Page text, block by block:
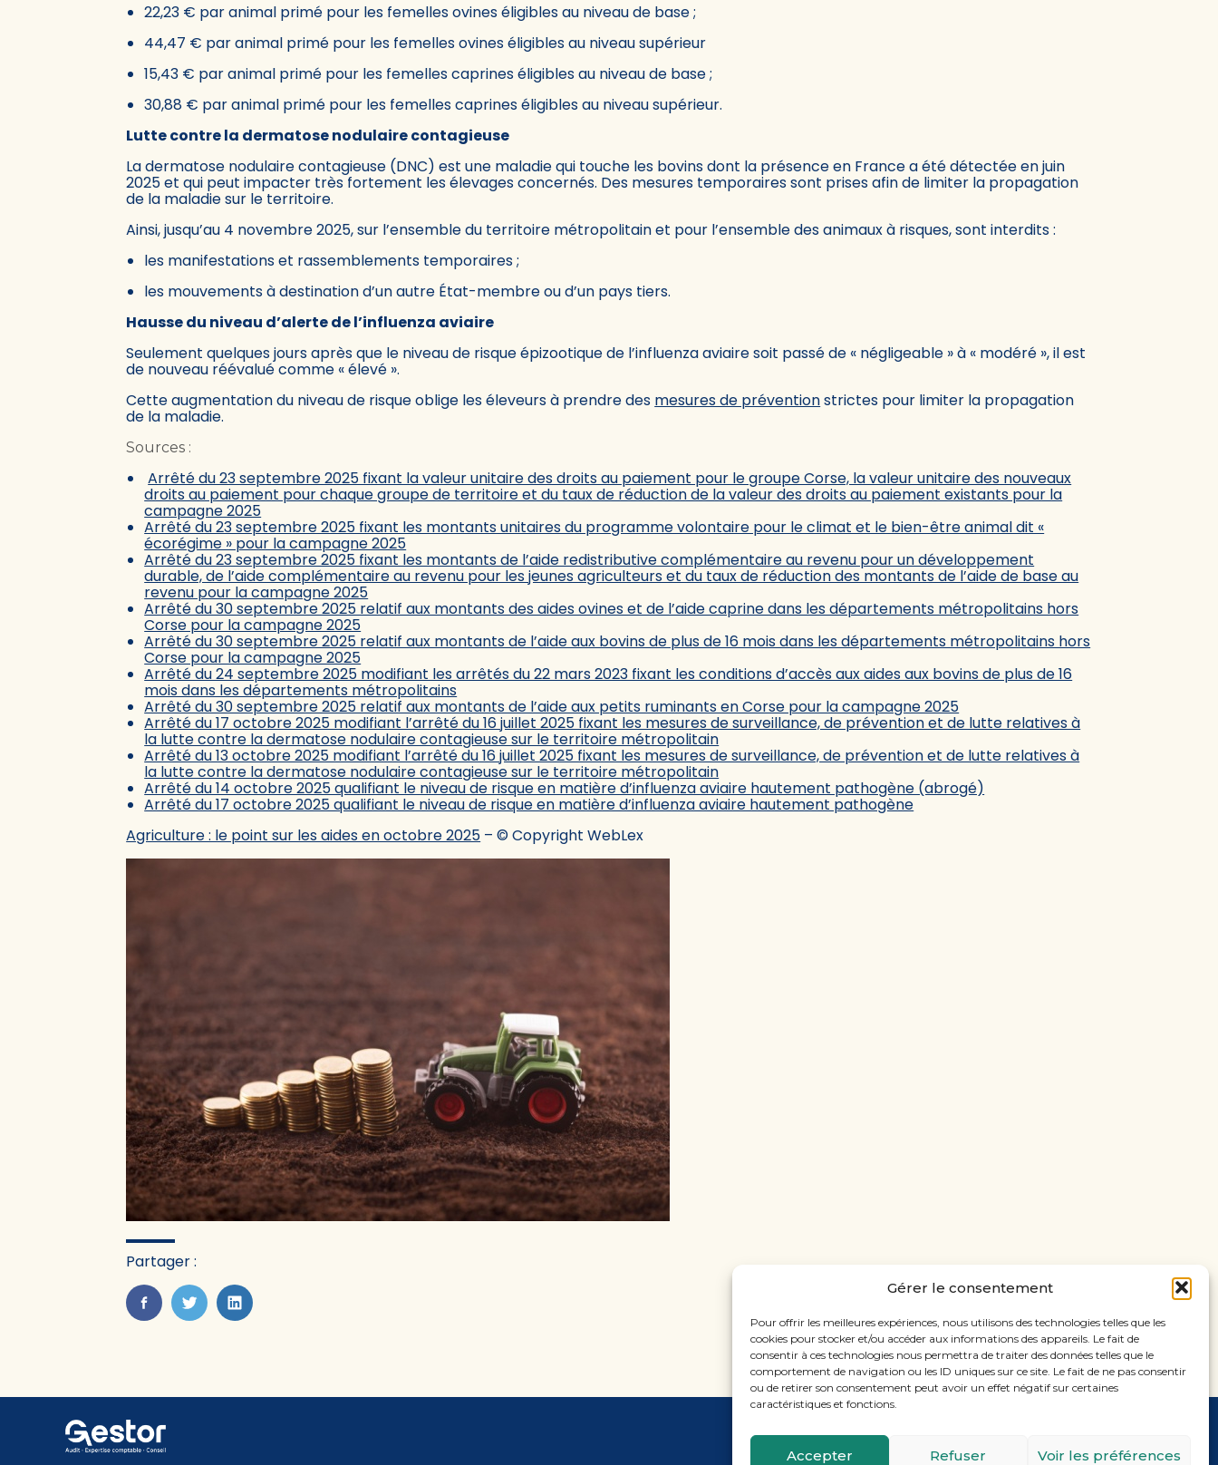
Gérer le consentement
Pour offrir les meilleures expériences, nous utilisons des technologies telles que les
cookies pour stocker et/ou accéder aux informations des appareils. Le fait de
consentir à ces technologies nous permettra de traiter des données telles que le
comportement de navigation ou les ID uniques sur ce site. Le fait de ne pas consentir
ou de retirer son consentement peut avoir un effet négatif sur certaines
caractéristiques et fonctions.
Accepter Refuser Voir les préférences
22,23 € par animal primé pour les femelles ovines éligibles au niveau de base ;
44,47 € par animal primé pour les femelles ovines éligibles au niveau supérieur
15,43 € par animal primé pour les femelles caprines éligibles au niveau de base ;
30,88 € par animal primé pour les femelles caprines éligibles au niveau supérieur.
Lutte contre la dermatose nodulaire contagieuse
La dermatose nodulaire contagieuse (DNC) est une maladie qui touche les bovins dont la présence en France a été détectée en juin
2025 et qui peut impacter très fortement les élevages concernés. Des mesures temporaires sont prises afin de limiter la propagation
de la maladie sur le territoire.
Ainsi, jusqu’au 4 novembre 2025, sur l’ensemble du territoire métropolitain et pour l’ensemble des animaux à risques, sont interdits :
les manifestations et rassemblements temporaires ;
les mouvements à destination d’un autre État-membre ou d’un pays tiers.
Hausse du niveau d’alerte de l’influenza aviaire
Seulement quelques jours après que le niveau de risque épizootique de l’influenza aviaire soit passé de « négligeable » à « modéré », il est
de nouveau réévalué comme « élevé ».
Cette augmentation du niveau de risque oblige les éleveurs à prendre des mesures de préventionstrictes pour limiter la propagation
de la maladie.
Sources :
Arrêté du 23 septembre 2025 fixant la valeur unitaire des droits au paiement pour le groupe Corse, la valeur unitaire des nouveaux
droits au paiement pour chaque groupe de territoire et du taux de réduction de la valeur des droits au paiement existants pour la
campagne 2025
Arrêté du 23 septembre 2025 fixant les montants unitaires du programme volontaire pour le climat et le bien-être animal dit «
écorégime » pour la campagne 2025
Arrêté du 23 septembre 2025 fixant les montants de l’aide redistributive complémentaire au revenu pour un développement
durable, de l’aide complémentaire au revenu pour les jeunes agriculteurs et du taux de réduction des montants de l’aide de base au
revenu pour la campagne 2025
Arrêté du 30 septembre 2025 relatif aux montants des aides ovines et de l’aide caprine dans les départements métropolitains hors
Corse pour la campagne 2025
Arrêté du 30 septembre 2025 relatif aux montants de l’aide aux bovins de plus de 16 mois dans les départements métropolitains hors
Corse pour la campagne 2025
Arrêté du 24 septembre 2025 modifiant les arrêtés du 22 mars 2023 fixant les conditions d’accès aux aides aux bovins de plus de 16
mois dans les départements métropolitains
Arrêté du 30 septembre 2025 relatif aux montants de l’aide aux petits ruminants en Corse pour la campagne 2025
Arrêté du 17 octobre 2025 modifiant l’arrêté du 16 juillet 2025 fixant les mesures de surveillance, de prévention et de lutte relatives à
la lutte contre la dermatose nodulaire contagieuse sur le territoire métropolitain
Arrêté du 13 octobre 2025 modifiant l’arrêté du 16 juillet 2025 fixant les mesures de surveillance, de prévention et de lutte relatives à
la lutte contre la dermatose nodulaire contagieuse sur le territoire métropolitain
Arrêté du 14 octobre 2025 qualifiant le niveau de risque en matière d’influenza aviaire hautement pathogène (abrogé)
Arrêté du 17 octobre 2025 qualifiant le niveau de risque en matière d’influenza aviaire hautement pathogène
Agriculture : le point sur les aides en octobre 2025 – © Copyright WebLex
Partager :
FaceBook
TwitterLinkedIn